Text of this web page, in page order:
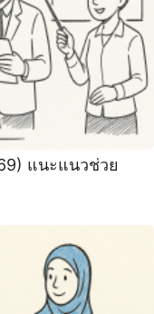
แนะแนวช่วย